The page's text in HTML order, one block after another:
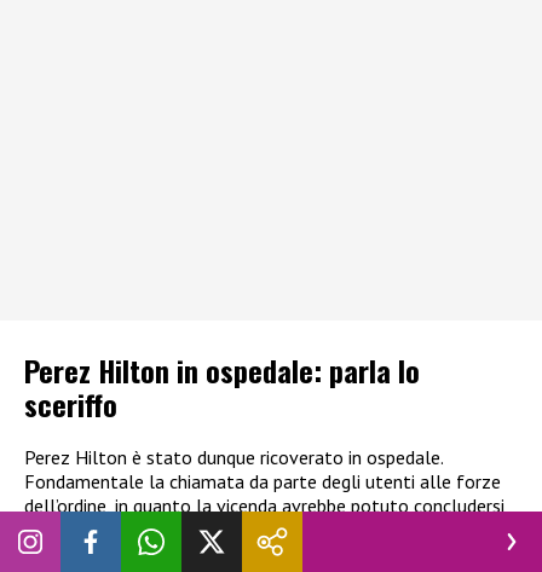
Perez Hilton in ospedale: parla lo
sceriffo
Perez Hilton è stato dunque ricoverato in ospedale.
Fondamentale la chiamata da parte degli utenti alle forze
dell’ordine, in quanto la vicenda avrebbe potuto concludersi
tragicamente. In una nota lo sceriffo ha voluto spiegate
come è stata gestita la situazione: